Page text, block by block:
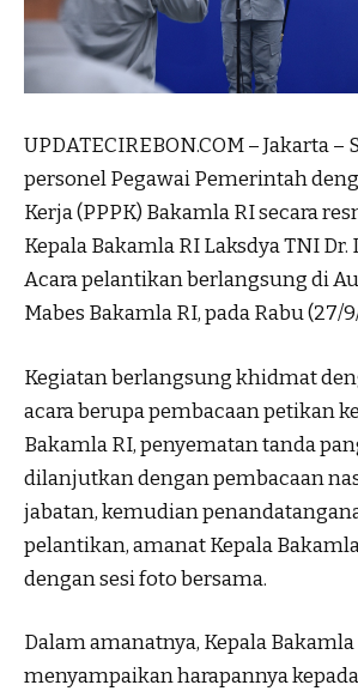
UPDATECIREBON.COM – Jakarta –
personel Pegawai Pemerintah
Kerja (PPPK) Bakamla RI secara
Kepala Bakamla RI Laksdya TNI Dr.
Acara pelantikan berlangsung di
Mabes Bakamla RI, pada Rabu (27/
Kegiatan berlangsung khidmat
acara berupa pembacaan petikan
Bakamla RI, penyematan tanda
dilanjutkan dengan pembacaan
jabatan, kemudian
pelantikan, amanat Kepala
dengan sesi foto bersama.
Dalam amanatnya, Kepala Bakamla
menyampaikan harapannya